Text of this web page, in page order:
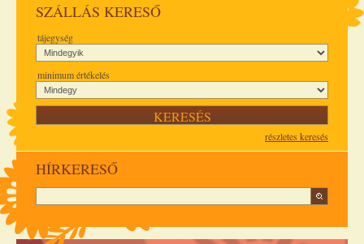
SZÁLLÁS KERESŐ
tájegység
minimum értékelés
részletes keresés
HÍRKERESŐ